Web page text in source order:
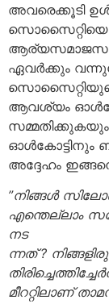
അവരെക്കൂടി
സൊസൈറ്റിയെ
ഏവര്‍ക്കും
ആവശ്യം
ഓള്‍കോട്ടിനും
അദ്ദേഹം
”നിങ്ങള്‍
എന്തെല്ലാം
നട
ന്നത് ?
മീററ്റിലാണ്